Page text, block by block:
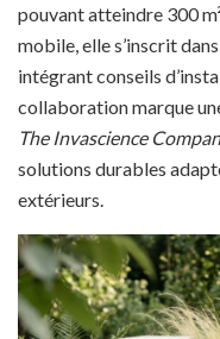
pouvant atteindre 300
mobile, elle s’inscrit
intégrant conseils
collaboration marque
The Invascience
solutions durables
extérieurs.